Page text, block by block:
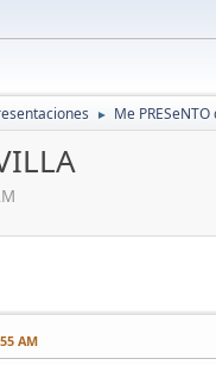
► Me
AM